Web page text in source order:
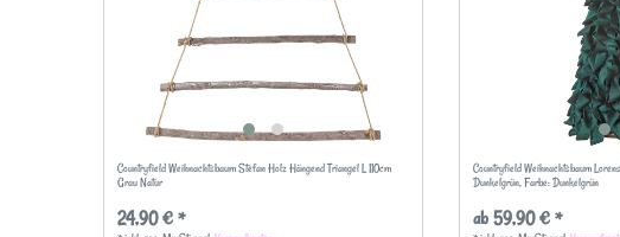
Countryfield Weihnachtsbaum Stefan Holz Hängend Triangel L 110cm
Grau Natur
24,90 € *
Countryfield Weihnachtsbaum
Dunkelgrün, Farbe: Dunkelgrün
ab 59,90 € *